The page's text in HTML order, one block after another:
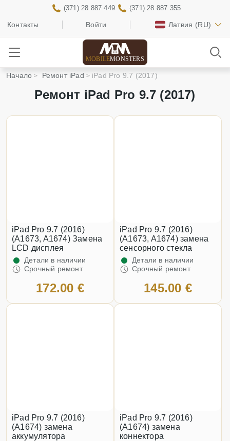
Контакты Войти Латвия (RU)
(371) 28 887 449 (371) 28 887 355
MOBILEMONSTERS
Начало Ремонт iPad iPad Pro 9.7 (2017)
Ремонт iPad Pro 9.7 (2017)
iPad Pro 9.7 (2016)
(A1673, A1674) Замена
LCD дисплея
Детали в наличии
Срочный ремонт
172.00 €
iPad Pro 9.7 (2016)
(A1673, A1674) замена
сенсорного стекла
Детали в наличии
Срочный ремонт
145.00 €
iPad Pro 9.7 (2016)
(A1674) замена
аккумулятора
iPad Pro 9.7 (2016)
(A1674) замена
коннектора